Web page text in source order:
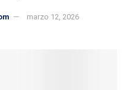
marzo 12, 2026